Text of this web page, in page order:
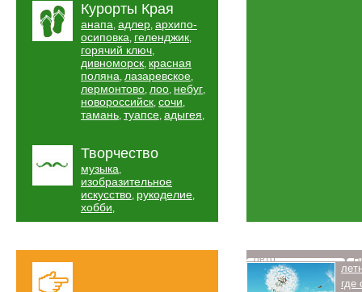
Курорты Края
анапа, адлер, архипо-
осиповка, геленджик,
горячий ключ,
дивноморск, красная
поляна, лазаревское,
лермонтово, лоо, небуг,
новороссийск, сочи,
тамань, туапсе, адыгея,
Творчество
музыка,
изобразительное
искусство, рукоделие,
хобби,
Лето
где